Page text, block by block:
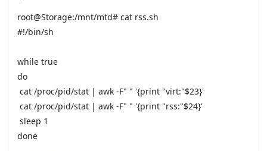
root@Storage:/mnt/mtd# cat rss.sh
#!/bin/sh
while true
do
cat /proc/pid/stat | awk -F" " '{print "virt:"$23}'
cat /proc/pid/stat | awk -F" " '{print "rss:"$24}'
sleep 1
done